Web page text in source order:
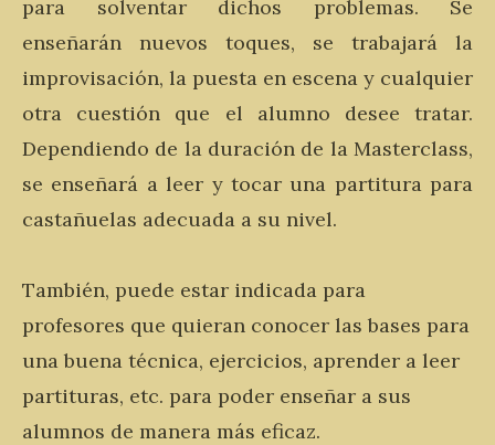
para solventar dichos problemas. Se
enseñarán nuevos toques, se trabajará la
improvisación, la puesta en escena y cualquier
otra cuestión que el alumno desee tratar.
Dependiendo de la duración de la Masterclass,
se enseñará a leer y tocar una partitura para
castañuelas adecuada a su nivel.
También, puede estar indicada para
profesores que quieran conocer las bases para
una buena técnica, ejercicios, aprender a leer
partituras, etc. para poder enseñar a sus
alumnos de manera más eficaz.